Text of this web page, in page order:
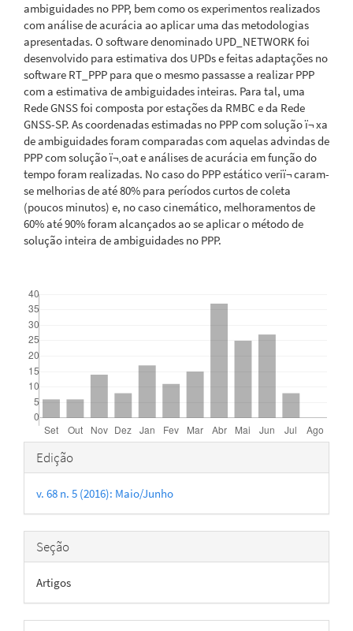
ambiguidades no PPP, bem como os experimentos realizados
com análise de acurácia ao aplicar uma das metodologias
apresentadas. O software denominado UPD_NETWORK foi
desenvolvido para estimativa dos UPDs e feitas adaptações no
software RT_PPP para que o mesmo passasse a realizar PPP
com a estimativa de ambiguidades inteiras. Para tal, uma
Rede GNSS foi composta por estações da RMBC e da Rede
GNSS-SP. As coordenadas estimadas no PPP com solução ï¬ xa
de ambiguidades foram comparadas com aquelas advindas de
PPP com solução ï¬‚oat e análises de acurácia em função do
tempo foram realizadas. No caso do PPP estático veriï¬ caram-
se melhorias de até 80% para períodos curtos de coleta
(poucos minutos) e, no caso cinemático, melhoramentos de
60% até 90% foram alcançados ao se aplicar o método de
solução inteira de ambiguidades no PPP.
Detalhes
do
artigo
Edição
v. 68 n. 5 (2016): Maio/Junho
Seção
Artigos